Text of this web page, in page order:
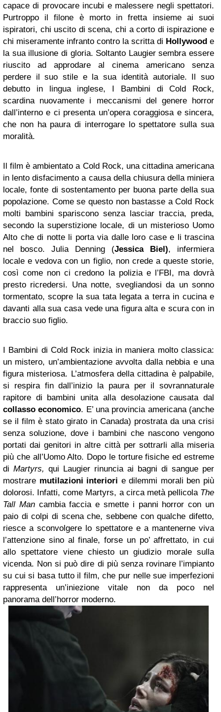
capace di provocare incubi e malessere negli spettatori.
Purtroppo il filone è morto in fretta insieme ai suoi
ispiratori, chi uscito di scena, chi a corto di ispirazione e
chi miseramente infranto contro la scritta di Hollywood e
la sua illusione di gloria. Soltanto Laugier sembra essere
riuscito ad approdare al cinema americano senza
perdere il suo stile e la sua identità autoriale. Il suo
debutto in lingua inglese, I Bambini di Cold Rock,
scardina nuovamente i meccanismi del genere horror
dall’interno e ci presenta un’opera coraggiosa e sincera,
che non ha paura di interrogare lo spettatore sulla sua
moralità.
Il film è ambientato a Cold Rock, una cittadina americana
in lento disfacimento a causa della chiusura della miniera
locale, fonte di sostentamento per buona parte della sua
popolazione. Come se questo non bastasse a Cold Rock
molti bambini spariscono senza lasciar traccia, preda,
secondo la superstizione locale, di un misterioso Uomo
Alto che di notte li porta via dalle loro case e li trascina
nel bosco. Julia Denning (Jessica Biel), infermiera
locale e vedova con un figlio, non crede a queste storie,
così come non ci credono la polizia e l’FBI, ma dovrà
presto ricredersi. Una notte, svegliandosi da un sonno
tormentato, scopre la sua tata legata a terra in cucina e
davanti alla sua casa vede una figura alta e scura con in
braccio suo figlio.
I Bambini di Cold Rock inizia in maniera molto classica:
un mistero, un’ambientazione avvolta dalla nebbia e una
figura misteriosa. L’atmosfera della cittadina è palpabile,
si respira fin dall’inizio la paura per il sovrannaturale
rapitore di bambini unita alla desolazione causata dal
collasso economico. E’ una provincia americana (anche
se il film è stato girato in Canada) prostrata da una crisi
senza soluzione, dove i bambini che nascono vengono
portati dai genitori in altre città per sottrarli alla miseria
più che all’Uomo Alto. Dopo le torture fisiche ed estreme
di Martyrs, qui Laugier rinuncia ai bagni di sangue per
mostrare mutilazioni interiori e dilemmi morali ben più
dolorosi. Infatti, come Martyrs, a circa metà pellicola The
Tall Mancambia faccia e smette i panni horror con un
paio di colpi di scena che, sebbene con qualche difetto,
riesce a sconvolgere lo spettatore e a mantenerne viva
l’attenzione sino al finale, forse un po’ affrettato, in cui
allo spettatore viene chiesto un giudizio morale sulla
vicenda. Non si può dire di più senza rovinare l’impianto
su cui si basa tutto il film, che pur nelle sue imperfezioni
rappresenta un’iniezione vitale non da poco nel
panorama dell’horror moderno.